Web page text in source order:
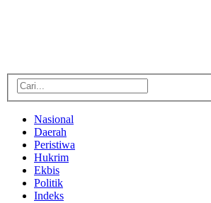
Nasional
Daerah
Peristiwa
Hukrim
Ekbis
Politik
Indeks